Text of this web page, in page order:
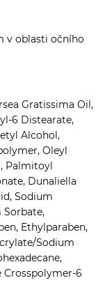
v oblasti očního
Gratissima Oil,
6 Distearate,
Alcohol,
Oleyl
Palmitoyl
Dunaliella
Sodium
Sorbate,
Ethylparaben,
Sodium
Crosspolymer-6